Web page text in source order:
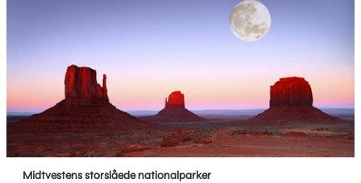
Midtvestens storslåede nationalparker